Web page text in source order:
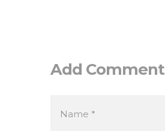
Add Comment